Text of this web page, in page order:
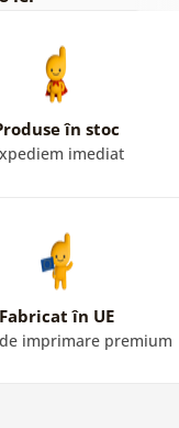
în stoc
imediat
Fabricat în UE
imprimare premium